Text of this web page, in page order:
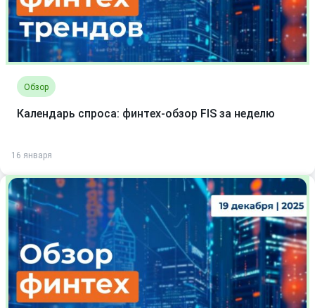
Обзор
Календарь спроса: финтех-обзор FIS за неделю
16 января